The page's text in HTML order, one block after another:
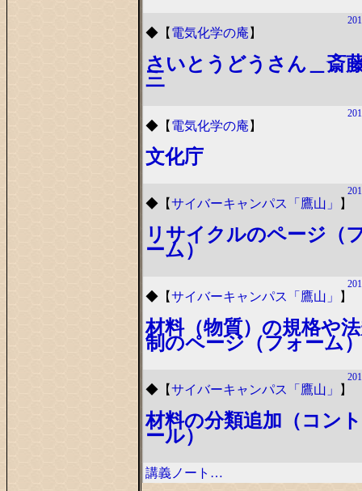
◆ 【 電気化学の庵 】
さいとうどうさん＿斎
三
◆ 【 電気化学の庵 】
文化庁
◆ 【サイバーキャンパス「鷹山」 】
リサイクルのページ（
ーム）
◆ 【サイバーキャンパス「鷹山」 】
材料（物質）の規格や
制のページ（フォーム
◆ 【サイバーキャンパス「鷹山」 】
材料の分類追加（コン
ール）
講義ノート…